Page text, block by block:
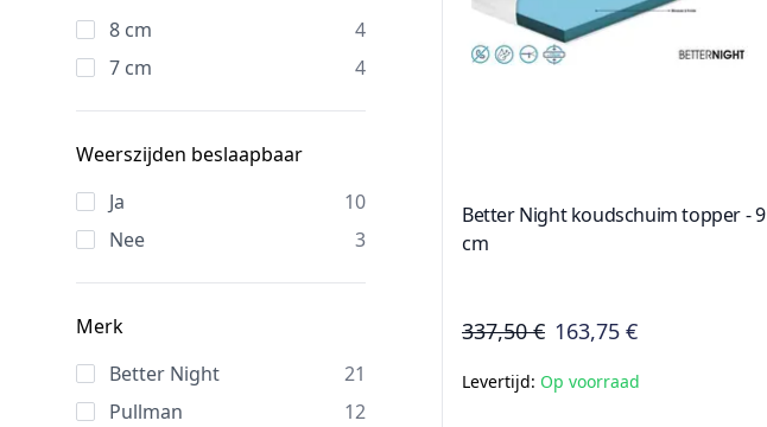
8 cm
4
7 cm
4
Weerszijden beslaapbaar
Ja
10
Nee
3
Merk
Better Night
21
Pullman
12
Better Night koudschuim topper - 9
cm
337,50 € 163,75 €
Levertijd: Op voorraad